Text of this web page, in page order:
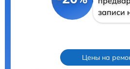
записи
Цены на